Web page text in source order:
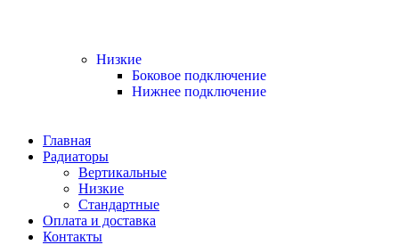
Низкие
Боковое подключение
Нижнее подключение
Главная
Радиаторы
Вертикальные
Низкие
Стандартные
Оплата и доставка
Контакты